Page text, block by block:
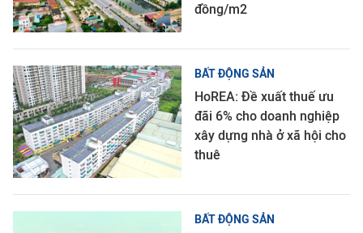
đồng/m2
BẤT ĐỘNG SẢN
HoREA: Đề xuất thuế ưu
đãi 6% cho doanh nghiệp
xây dựng nhà ở xã hội cho
thuê
BẤT ĐỘNG SẢN